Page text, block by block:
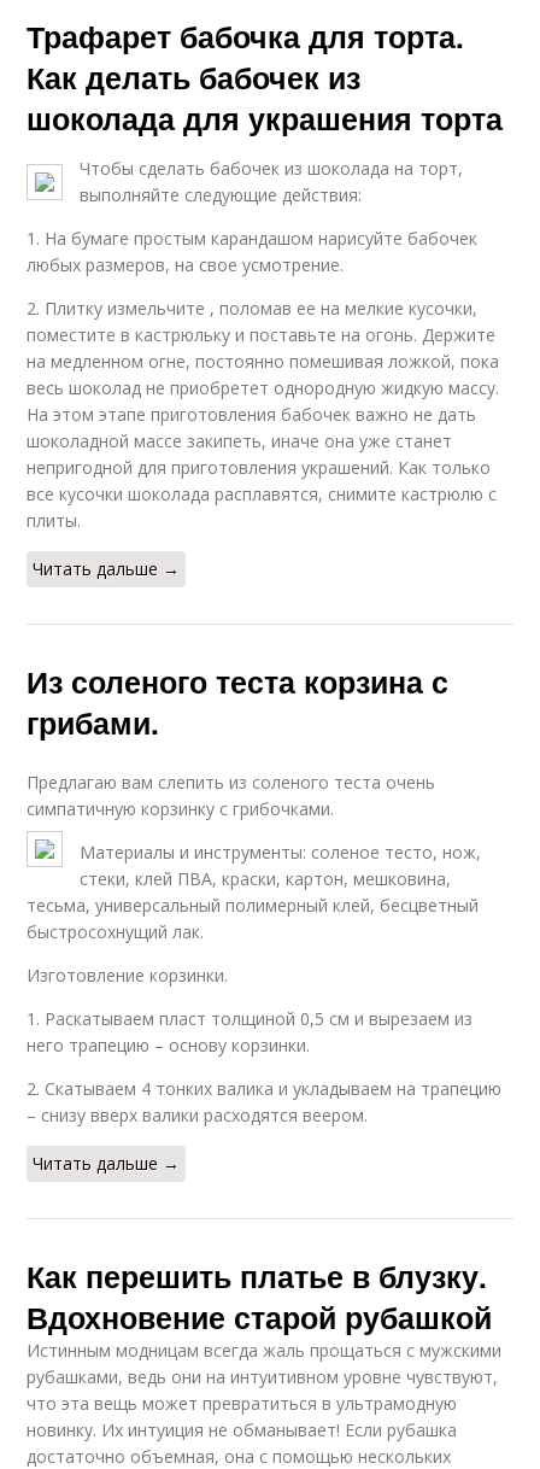
Трафарет бабочка для торта.
Как делать бабочек из
шоколада для украшения торта
Чтобы сделать бабочек из шоколада на торт,
выполняйте следующие действия:
1. На бумаге простым карандашом нарисуйте бабочек
любых размеров, на свое усмотрение.
2. Плитку измельчите , поломав ее на мелкие кусочки,
поместите в кастрюльку и поставьте на огонь. Держите
на медленном огне, постоянно помешивая ложкой, пока
весь шоколад не приобретет однородную жидкую массу.
На этом этапе приготовления бабочек важно не дать
шоколадной массе закипеть, иначе она уже станет
непригодной для приготовления украшений. Как только
все кусочки шоколада расплавятся, снимите кастрюлю с
плиты.
Читать дальше →
Из соленого теста корзина с
грибами.
Предлагаю вам слепить из соленого теста очень
симпатичную корзинку с грибочками.
Материалы и инструменты: соленое тесто, нож,
стеки, клей ПВА, краски, картон, мешковина,
тесьма, универсальный полимерный клей, бесцветный
быстросохнущий лак.
Изготовление корзинки.
1. Раскатываем пласт толщиной 0,5 см и вырезаем из
него трапецию – основу корзинки.
2. Скатываем 4 тонких валика и укладываем на трапецию
– снизу вверх валики расходятся веером.
Читать дальше →
Как перешить платье в блузку.
Вдохновение старой рубашкой
Истинным модницам всегда жаль прощаться с мужскими
рубашками, ведь они на интуитивном уровне чувствуют,
что эта вещь может превратиться в ультрамодную
новинку. Их интуиция не обманывает! Если рубашка
достаточно объемная, она с помощью нескольких